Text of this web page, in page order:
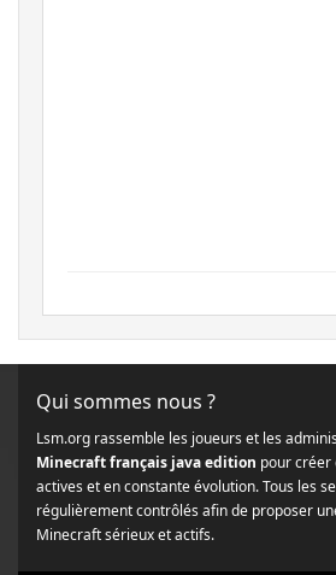
Qui sommes nous ?
Lsm.org rassemble les joueurs et les
Minecraft français java edition pour créer
actives et en constante évolution. Tous les
régulièrement contrôlés afin de proposer
Minecraft sérieux et actifs.